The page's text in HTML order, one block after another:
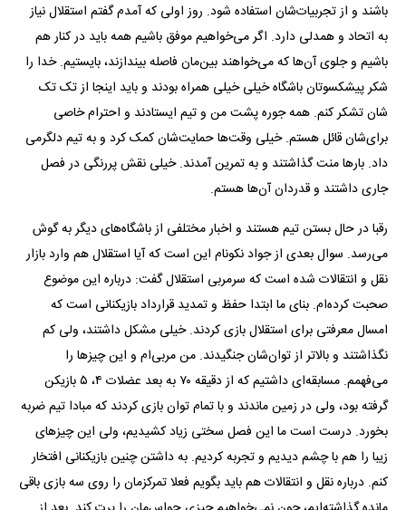
باشند و از تجربیات‌شان استفاده شود. روز اولی که آمدم گفتم استقلال نیاز
به اتحاد و همدلی دارد. اگر می‌خواهیم موفق باشیم همه باید در کنار هم
باشیم و جلوی آن‌ها که می‌خواهند بین‌مان فاصله بیندازند، بایستیم. خدا را
شکر پیشکسوتان باشگاه خیلی خیلی همراه بودند و باید اینجا از تک تک
شان تشکر کنم. همه جوره پشت من و تیم ایستادند و احترام خاصی
برای‌شان قائل هستم. خیلی وقت‌ها حمایت‌شان کمک کرد و به تیم دلگرمی
داد. بار‌ها منت گذاشتند و به تمرین آمدند. خیلی نقش پررنگی در فصل
جاری داشتند و قدردان آن‌ها هستم.
رقبا در حال بستن تیم هستند و اخبار مختلفی از باشگاه‌های دیگر به گوش
می‌رسد. سوال بعدی از جواد نکونام این است که آیا استقلال هم وارد بازار
نقل و انتقالات شده است که سرمربی استقلال گفت: درباره این موضوع
صحبت کرده‌ام. بنای ما ابتدا حفظ و تمدید قرارداد بازیکنانی است که
امسال معرفتی برای استقلال بازی کردند. خیلی مشکل داشتند، ولی کم
نگذاشتند و بالاتر از توان‌شان جنگیدند. من مربی‌ام و این چیز‌ها را
می‌فهمم. مسابقه‌ای داشتیم که از دقیقه ۷۰ به بعد عضلات ۴، ۵ بازیکن
گرفته بود، ولی در زمین ماندند و با تمام توان بازی کردند که مبادا تیم ضربه
بخورد. درست است ما این فصل سختی زیاد کشیدیم، ولی این چیز‌های
زیبا را هم با چشم دیدیم و تجربه کردیم. به داشتن چنین بازیکنانی افتخار
کنم. درباره نقل و انتقالات هم باید بگویم فعلا تمرکزمان را روی سه بازی باقی